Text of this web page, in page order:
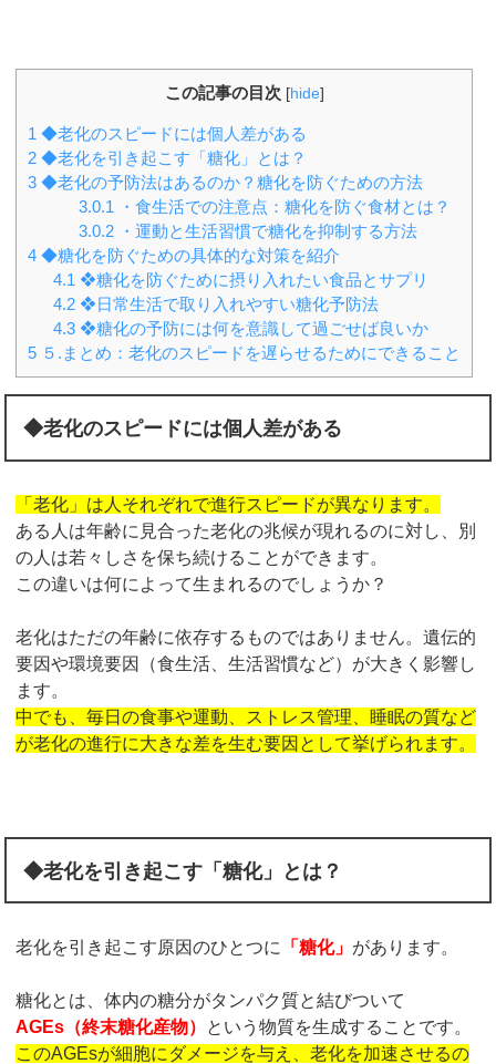
この記事の目次 [hide]
1 ◆老化のスピードには個人差がある
2 ◆老化を引き起こす「糖化」とは？
3 ◆老化の予防法はあるのか？糖化を防ぐための方法
3.0.1 ・食生活での注意点：糖化を防ぐ食材とは？
3.0.2 ・運動と生活習慣で糖化を抑制する方法
4 ◆糖化を防ぐための具体的な対策を紹介
4.1 ❖糖化を防ぐために摂り入れたい食品とサプリ
4.2 ❖日常生活で取り入れやすい糖化予防法
4.3 ❖糖化の予防には何を意識して過ごせば良いか
5 ５.まとめ：老化のスピードを遅らせるためにできること
◆老化のスピードには個人差がある
「老化」は人それぞれで進行スピードが異なります。
ある人は年齢に見合った老化の兆候が現れるのに対し、別
の人は若々しさを保ち続けることができます。
この違いは何によって生まれるのでしょうか？
老化はただの年齢に依存するものではありません。遺伝的
要因や環境要因（食生活、生活習慣など）が大きく影響し
ます。
中でも、毎日の食事や運動、ストレス管理、睡眠の質など
が老化の進行に大きな差を生む要因として挙げられます。
◆老化を引き起こす「糖化」とは？
老化を引き起こす原因のひとつに 「糖化」 があります。
糖化とは、体内の糖分がタンパク質と結びついて
AGEs（終末糖化産物） という物質を生成することです。
このAGEsが細胞にダメージを与え、老化を加速させるの